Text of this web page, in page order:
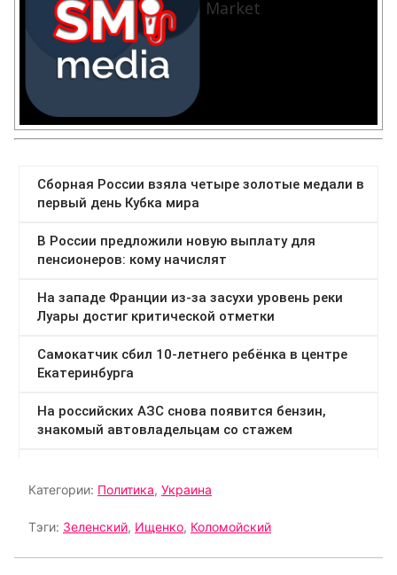
Market
Категории: Политика, Украина
Тэги: Зеленский, Ищенко, Коломойский